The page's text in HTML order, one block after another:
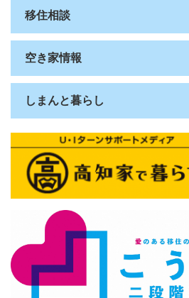
移住相談
空き家情報
しまんと暮らし